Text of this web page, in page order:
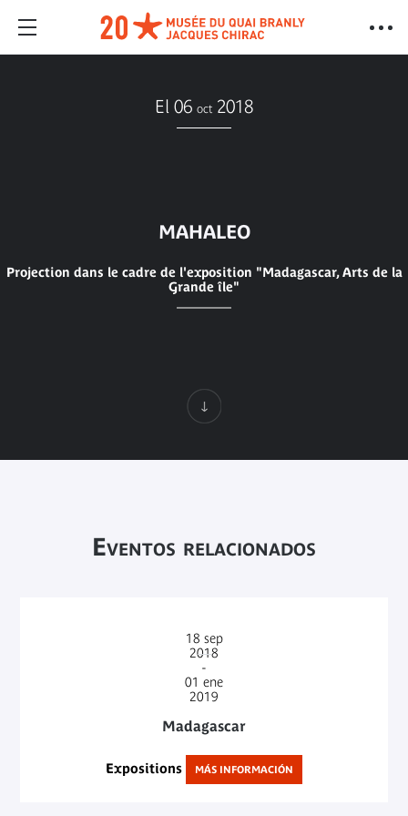
El 06 oct 2018
MAHALEO
Projection dans le cadre de l'exposition "Madagascar, Arts de la
Grande île"
Eventos relacionados
18 sep
2018
-
01 ene
2019
Madagascar
Expositions MÁS INFORMACIÓN